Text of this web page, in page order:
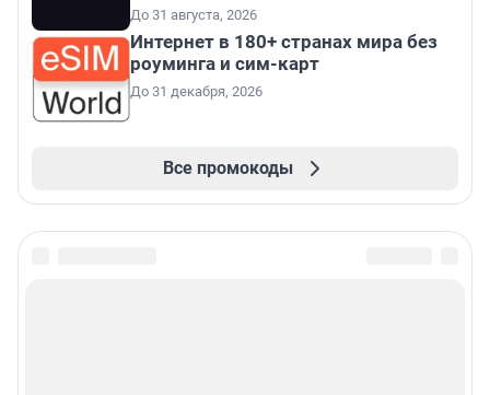
До 31 августа, 2026
Интернет в 180+ странах мира без
роуминга и сим-карт
До 31 декабря, 2026
Все промокоды